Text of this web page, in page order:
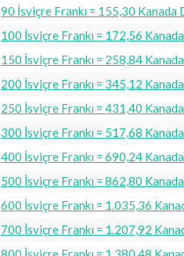
90 İsviçre Frankı = 155,30 Kanada
100 İsviçre Frankı = 172,56
150 İsviçre Frankı = 258,84
200 İsviçre Frankı = 345,12
250 İsviçre Frankı = 431,40
300 İsviçre Frankı = 517,68
400 İsviçre Frankı = 690,24
500 İsviçre Frankı = 862,80
600 İsviçre Frankı = 1.035,36
700 İsviçre Frankı = 1.207,92